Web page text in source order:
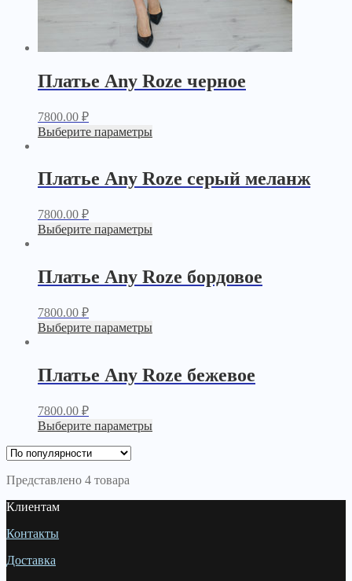
Платье Any Roze черное
7800.00 ₽
Выберите параметры
Платье Any Roze серый меланж
7800.00 ₽
Выберите параметры
Платье Any Roze бордовое
7800.00 ₽
Выберите параметры
Платье Any Roze бежевое
7800.00 ₽
Выберите параметры
Представлено 4 товара
Клиентам
Контакты
Доставка